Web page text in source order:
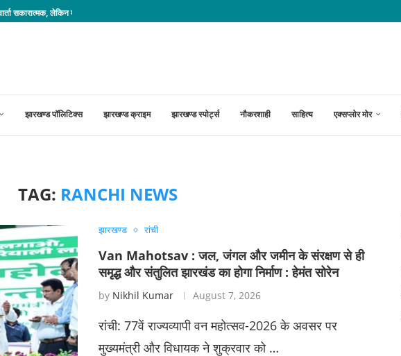
सकारात्मक, लेकिन मांगों पर नहीं बनी सहमति; आंदोलन जारी
झारखण्ड पॉलिटिक्स झारखण्ड क्राइम झारखण्ड स्पोर्ट्स नौकरशाही साहित्य एक्सप्लोर मोर
TAG: RANCHI NEWS
झारखण्ड रांची
Van Mahotsav : जल, जंगल और जमीन के संरक्षण से ही
समृद्ध और संतुलित झारखंड का होगा निर्माण : हेमंत सोरेन
by Nikhil Kumar August 7, 2026
रांची: 77वें राज्यव्यापी वन महोत्सव-2026 के अवसर पर
मुख्यमंत्री और विधायक ने शुक्रवार को …